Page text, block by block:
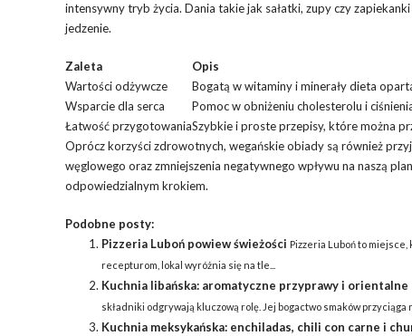
intensywny tryb życia. Dania takie jak sałatki, zupy czy
jedzenie.
Zaleta
Opis
Wartości odżywcze
Bogatą w witaminy i minerałydieta
Wsparcie dla serca
Pomoc w obniżeniu cholesterolu i
Łatwość przygotowaniaSzybkie i proste przepisy, które można
Oprócz korzyści zdrowotnych, wegańskie obiady są również
węglowego oraz zmniejszenia negatywnego wpływu na naszą
odpowiedzialnym krokiem.
Podobne posty:
Pizzeria Luboń powiew świeżości Pizzeria Luboń to
recepturom, lokal wyróżnia się na tle...
Kuchnia libańska: aromatyczne przyprawy i orientalne
składniki odgrywają kluczową rolę. Jej bogactwo smaków przyciąga
Kuchnia meksykańska: enchiladas, chili con carne i